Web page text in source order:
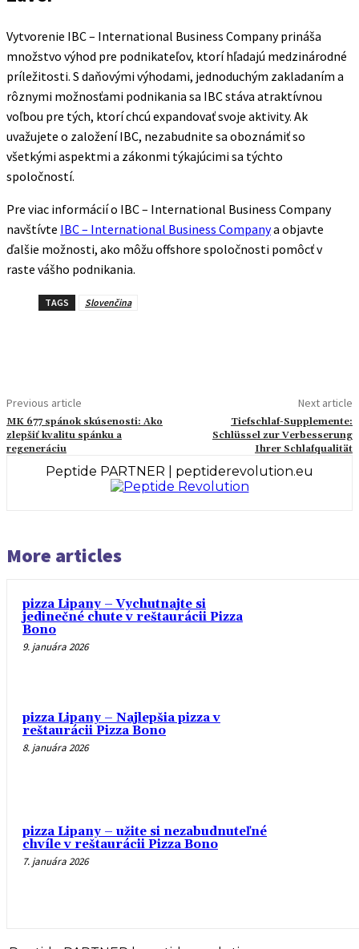
Vytvorenie IBC – International Business Company prináša
množstvo výhod pre podnikateľov, ktorí hľadajú medzinárodné
príležitosti. S daňovými výhodami, jednoduchým zakladaním a
rôznymi možnosťami podnikania sa IBC stáva atraktívnou
voľbou pre tých, ktorí chcú expandovať svoje aktivity. Ak
uvažujete o založení IBC, nezabudnite sa oboznámiť so
všetkými aspektmi a zákonmi týkajúcimi sa týchto
spoločností.
Pre viac informácií o IBC – International Business Company
navštívte IBC – International Business Companya objavte
ďalšie možnosti, ako môžu offshore spoločnosti pomôcť v
raste vášho podnikania.
TAGS Slovenčina
Previous article
MK 677 spánok skúsenosti: Ako
zlepšiť kvalitu spánku a
regeneráciu
Next article
Tiefschlaf-Supplemente:
Schlüssel zur Verbesserung
Ihrer Schlafqualität
Peptide PARTNER | peptiderevolution.eu
More articles
pizza Lipany – Vychutnajte si
jedinečné chute v reštaurácii Pizza
Bono
9. januára 2026
pizza Lipany – Najlepšia pizza v
reštaurácii Pizza Bono
8. januára 2026
pizza Lipany – užite si nezabudnuteľné
chvíle v reštaurácii Pizza Bono
7. januára 2026